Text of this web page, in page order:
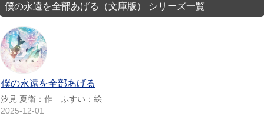
僕の永遠を全部あげる（文庫版） シリーズ一覧
僕の永遠を全部あげる
汐見 夏衛：作 ふすい：絵
2025-12-01